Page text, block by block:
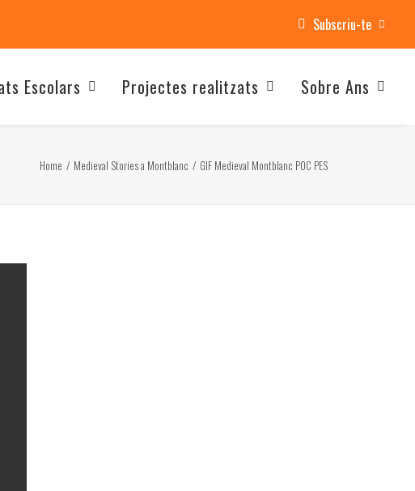
Subscriu-te
Escolars Projectes realitzats Sobre Ans
Home Medieval Stories a Montblanc GIF Medieval Montblanc POC PES